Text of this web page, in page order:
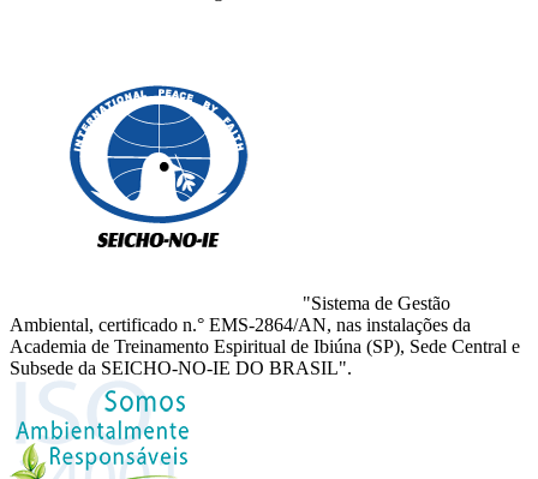
"Sistema de Gestão
Ambiental, certificado n.° EMS-2864/AN, nas instalações da
Academia de Treinamento Espiritual de Ibiúna (SP), Sede Central e
Subsede da SEICHO-NO-IE DO BRASIL".